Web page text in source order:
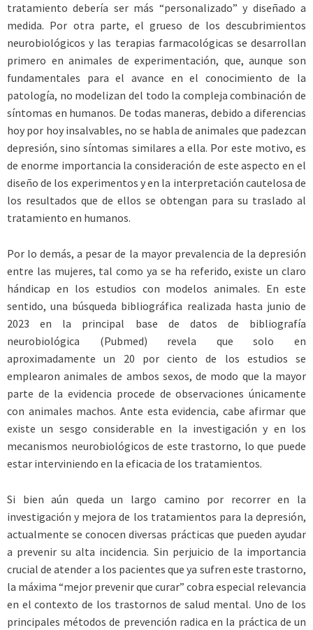
tratamiento debería ser más “personalizado” y diseñado a
medida. Por otra parte, el grueso de los descubrimientos
neurobiológicos y las terapias farmacológicas se desarrollan
primero en animales de experimentación, que, aunque son
fundamentales para el avance en el conocimiento de la
patología, no modelizan del todo la compleja combinación de
síntomas en humanos. De todas maneras, debido a diferencias
hoy por hoy insalvables, no se habla de animales que padezcan
depresión, sino síntomas similares a ella. Por este motivo, es
de enorme importancia la consideración de este aspecto en el
diseño de los experimentos y en la interpretación cautelosa de
los resultados que de ellos se obtengan para su traslado al
tratamiento en humanos.
Por lo demás, a pesar de la mayor prevalencia de la depresión
entre las mujeres, tal como ya se ha referido, existe un claro
hándicap en los estudios con modelos animales. En este
sentido, una búsqueda bibliográfica realizada hasta junio de
2023 en la principal base de datos de bibliografía
neurobiológica (Pubmed) revela que solo en
aproximadamente un 20 por ciento de los estudios se
emplearon animales de ambos sexos, de modo que la mayor
parte de la evidencia procede de observaciones únicamente
con animales machos. Ante esta evidencia, cabe afirmar que
existe un sesgo considerable en la investigación y en los
mecanismos neurobiológicos de este trastorno, lo que puede
estar interviniendo en la eficacia de los tratamientos.
Si bien aún queda un largo camino por recorrer en la
investigación y mejora de los tratamientos para la depresión,
actualmente se conocen diversas prácticas que pueden ayudar
a prevenir su alta incidencia. Sin perjuicio de la importancia
crucial de atender a los pacientes que ya sufren este trastorno,
la máxima “mejor prevenir que curar” cobra especial relevancia
en el contexto de los trastornos de salud mental. Uno de los
principales métodos de prevención radica en la práctica de un